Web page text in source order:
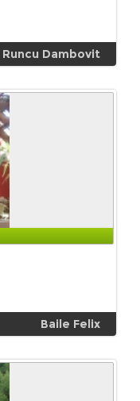
Runcu Dambovit
Baile Felix